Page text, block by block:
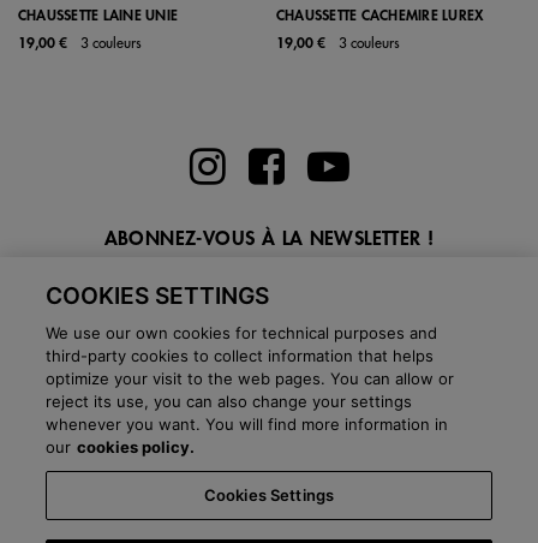
CHAUSSETTE LAINE UNIE
19,00 €
3 couleurs
CHAUSSETTE CACHEMIRE LUREX
19,00 €
3 couleurs
ABONNEZ-VOUS À LA NEWSLETTER !
BLOG
COOKIES SETTINGS
We use our own cookies for technical purposes and
third-party cookies to collect information that helps
optimize your visit to the web pages. You can allow or
reject its use, you can also change your settings
whenever you want. You will find more information in
our cookies policy.
Cookies Settings